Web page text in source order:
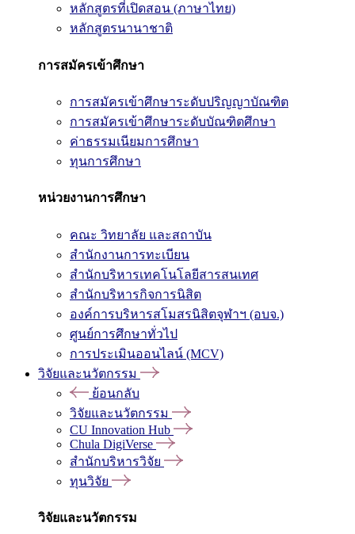
หลักสูตรที่เปิดสอน (ภาษาไทย)
หลักสูตรนานาชาติ
การสมัครเข้าศึกษา
การสมัครเข้าศึกษาระดับปริญญาบัณฑิต
การสมัครเข้าศึกษาระดับบัณฑิตศึกษา
ค่าธรรมเนียมการศึกษา
ทุนการศึกษา
หน่วยงานการศึกษา
คณะ วิทยาลัย และสถาบัน
สำนักงานการทะเบียน
สำนักบริหารเทคโนโลยีสารสนเทศ
สำนักบริหารกิจการนิสิต
องค์การบริหารสโมสรนิสิตจุฬาฯ (อบจ.)
ศูนย์การศึกษาทั่วไป
การประเมินออนไลน์ (MCV)
วิจัยและนวัตกรรม
ย้อนกลับ
วิจัยและนวัตกรรม
CU Innovation Hub
Chula DigiVerse
สำนักบริหารวิจัย
ทุนวิจัย
วิจัยและนวัตกรรม